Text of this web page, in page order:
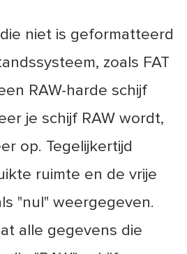
niet is geformatteerd
zoals FAT
RAW-harde schijf
je schijf RAW wordt,
op. Tegelijkertijd
ruimte en de vrije
"nul" weergegeven.
alle gegevens die